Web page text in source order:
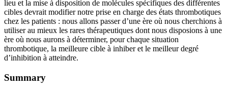
lieu et la mise à disposition de molécules spécifiques des différentes
cibles devrait modifier notre prise en charge des états thrombotiques
chez les patients : nous allons passer d’une ère où nous cherchions à
utiliser au mieux les rares thérapeutiques dont nous disposions à une
ère où nous aurons à déterminer, pour chaque situation
thrombotique, la meilleure cible à inhiber et le meilleur degré
d’inhibition à atteindre.
Summary